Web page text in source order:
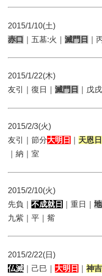
2015/1/10(土)
赤口
｜五墓:火｜ 滅門日 ｜
2015/1/22(木)
友引｜復日｜ 滅門日 ｜戊
2015/2/3(火)
友引｜節分大明日 天恩日
｜納｜室
2015/2/10(火)
先負｜ 不成就日 ｜重日｜
九紫｜平｜觜
2015/2/22(日)
仏滅 ｜己巳｜ 大明日 神